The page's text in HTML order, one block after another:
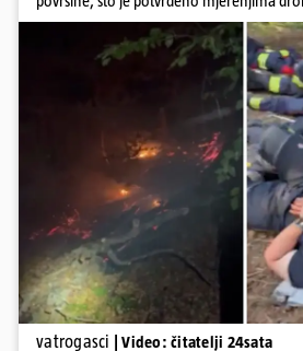
vatrogasne postrojbe grada Rijeke. Vatru
vozila te više DVD-ova i JVP Rijeka.
jakog vjetra koji povećava opasnost od
Pokretanje videa...
vatrogasci | Video: čitatelji 24sata